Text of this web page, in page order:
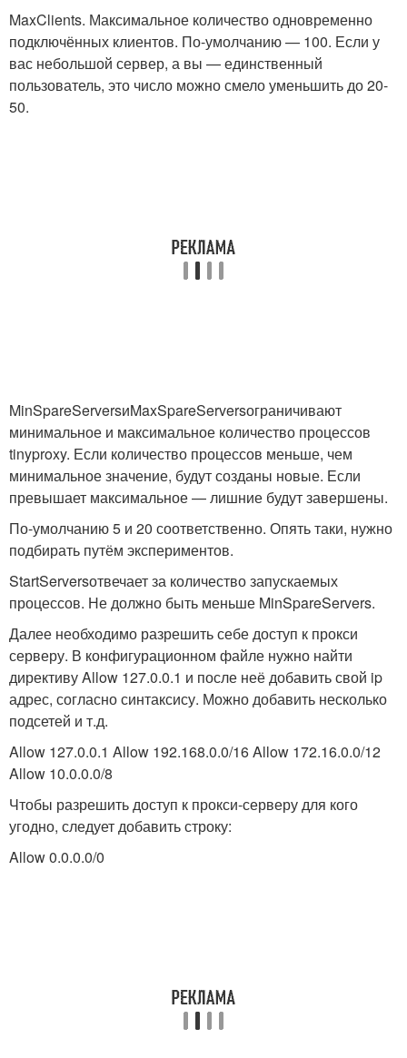
MaxClients. Максимальное количество одновременно
подключённых клиентов. По-умолчанию — 100. Если у
вас небольшой сервер, а вы — единственный
пользователь, это число можно смело уменьшить до 20-
50.
MinSpareServersиMaxSpareServersограничивают
минимальное и максимальное количество процессов
tinyproxy. Если количество процессов меньше, чем
минимальное значение, будут созданы новые. Если
превышает максимальное — лишние будут завершены.
По-умолчанию 5 и 20 соответственно. Опять таки, нужно
подбирать путём экспериментов.
StartServersотвечает за количество запускаемых
процессов. Не должно быть меньше MinSpareServers.
Далее необходимо разрешить себе доступ к прокси
серверу. В конфигурационном файле нужно найти
директиву Allow 127.0.0.1 и после неё добавить свой ip
адрес, согласно синтаксису. Можно добавить несколько
подсетей и т.д.
Allow 127.0.0.1 Allow 192.168.0.0/16 Allow 172.16.0.0/12
Allow 10.0.0.0/8
Чтобы разрешить доступ к прокси-серверу для кого
угодно, следует добавить строку:
Allow 0.0.0.0/0